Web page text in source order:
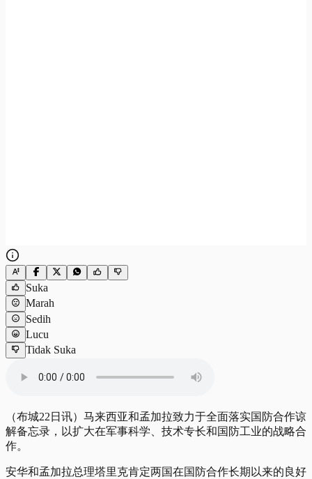
Suka
Marah
Sedih
Lucu
Tidak Suka
（布城22日讯）马来西亚和孟加拉致力于全面落实国防合作谅
解备忘录，以扩大在军事科学、技术专长和国防工业的战略合
作。
安华和孟加拉总理塔里克肯定两国在国防合作长期以来的良好